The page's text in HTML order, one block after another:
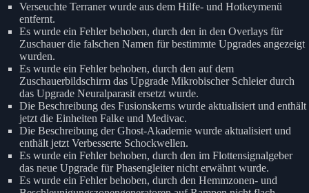
Verseuchte Terraner wurde aus dem Hilfe- und Hotkeymenü
entfernt.
Es wurde ein Fehler behoben, durch den in den Overlays für
Zuschauer die falschen Namen für bestimmte Upgrades angezeigt
wurden.
Es wurde ein Fehler behoben, durch den auf dem
Zuschauerbildschirm das Upgrade Mikrobischer Schleier durch
das Upgrade Neuralparasit ersetzt wurde.
Die Beschreibung des Fusionskerns wurde aktualisiert und enthält
jetzt die Einheiten Falke und Medivac.
Die Beschreibung der Ghost-Akademie wurde aktualisiert und
enthält jetzt Verbesserte Schockwellen.
Es wurde ein Fehler behoben, durch den im Flottensignalgeber
das neue Upgrade für Phasengleiter nicht erwähnt wurde.
Es wurde ein Fehler behoben, durch den Hemmzonen- und